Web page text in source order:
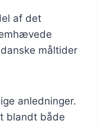
af det
måltider
anledninger.
blandt både